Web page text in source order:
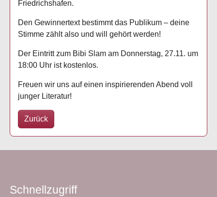
Friedrichshafen.
Den Gewinnertext bestimmt das Publikum – deine
Stimme zählt also und will gehört werden!
Der Eintritt zum Bibi Slam am Donnerstag, 27.11. um
18:00 Uhr ist kostenlos.
Freuen wir uns auf einen inspirierenden Abend voll
junger Literatur!
Zurück
Schnellzugriff